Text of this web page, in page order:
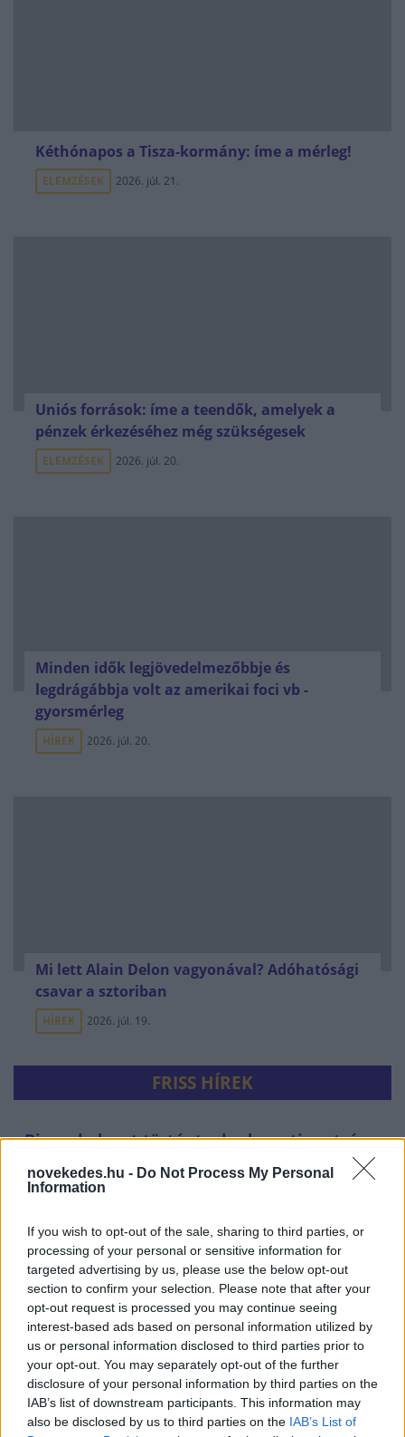
novekedes.hu - Do Not Process My Personal
Information
If you wish to opt-out of the sale, sharing to third parties, or
processing of your personal or sensitive information for
targeted advertising by us, please use the below opt-out
section to confirm your selection. Please note that after your
opt-out request is processed you may continue seeing
interest-based ads based on personal information utilized by
us or personal information disclosed to third parties prior to
your opt-out. You may separately opt-out of the further
disclosure of your personal information by third parties on the
IAB’s list of downstream participants. This information may
also be disclosed by us to third parties on the IAB’s List of
Kéthónapos a Tisza-kormány: íme a mérleg!
ELEMZÉSEK 2026. júl. 21.
Uniós források: íme a teendők, amelyek a
pénzek érkezéséhez még szükségesek
ELEMZÉSEK 2026. júl. 20.
Minden idők legjövedelmezőbbje és
legdrágábbja volt az amerikai foci vb -
gyorsmérleg
HÍREK 2026. júl. 20.
Mi lett Alain Delon vagyonával? Adóhatósági
csavar a sztoriban
HÍREK 2026. júl. 19.
FRISS HÍREK
Bizarr baleset történt a budapesti metrón
HÍREK egy órája
Durva vámokat vetett ki az orosz olajra
Amerika